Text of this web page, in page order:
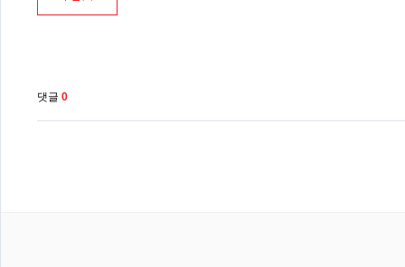
댓글 0